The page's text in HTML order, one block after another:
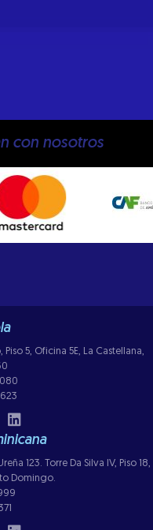
con nosotros
5, Oficina 5E, La Castellana,
123. Torre Da Silva IV, Piso 18,
Domingo.